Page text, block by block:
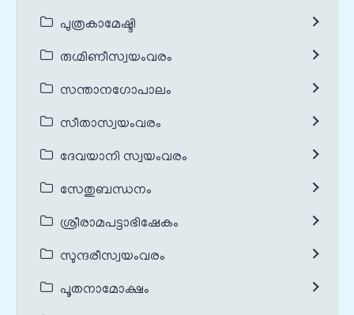
പുത്രകാമേഷ്ടി
രുഗ്മിണീസ്വയംവരം
സന്താനഗോപാലം
സീതാസ്വയംവരം
ദേവയാനി സ്വയംവരം
സേതുബന്ധനം
ശ്രീരാമപട്ടാഭിഷേകം
സുന്ദരീസ്വയംവരം
പൂതനാമോക്ഷം